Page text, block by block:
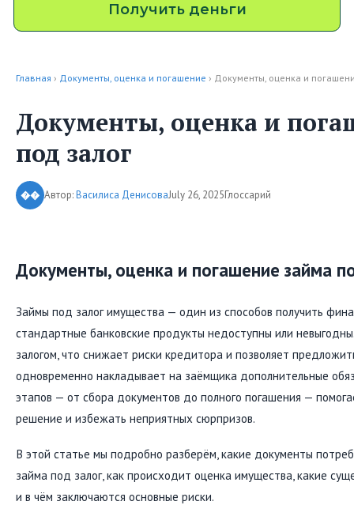
Получить деньги
Главная › Документы, оценка и погашение › Документы, оценка и
Документы, оценка и
под залог
�� Автор:Василиса ДенисоваJuly 26, 2025Глоссарий
Документы, оценка и погашение займа
Займы под залог имущества — один из способов получить
стандартные банковские продукты недоступны или
залогом, что снижает риски кредитора и позволяет
одновременно накладывает на заёмщика дополнительные
этапов — от сбора документов до полного погашения —
решение и избежать неприятных сюрпризов.
В этой статье мы подробно разберём, какие документы
займа под залог, как происходит оценка имущества, какие
и в чём заключаются основные риски.